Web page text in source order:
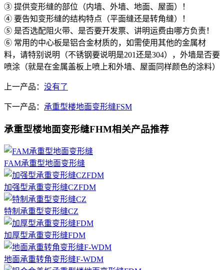
③ 提供变形缝的部位（内墙、外墙、地面、屋面）！
④ 要告知变形缝的结构特点（平面缝还是转角缝）！
⑤ 是否选配阻火带、是否要开发票、讲明运费由哪方负责！
⑥ 常用的中心板是铝合金材质的，如需使用其他的金属材
料，请特别说明（不锈钢要说明是201还是304），外墙是否要
喷涂（就是在金属盖板上喷上和外墙、屋面同样颜色的涂料）
上一产品： 没有了
下一产品： 承重型楼地面变形缝FSM
承重型楼地面变形缝FHM相关产品推荐
FAM承重型地面变形缝
加强型承重变形缝CZFDM
特制承重型变形缝CZ
加厚型承重变形缝FDM
地面承重转角变形缝F-WDM